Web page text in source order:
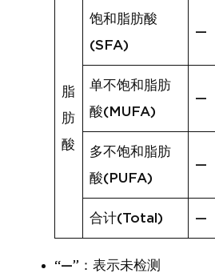
脂
肪
酸
饱和脂肪酸
(SFA)
—
单不饱和脂肪
酸(MUFA)
—
多不饱和脂肪
酸(PUFA)
—
合计(Total) —
“—”：表示未检测